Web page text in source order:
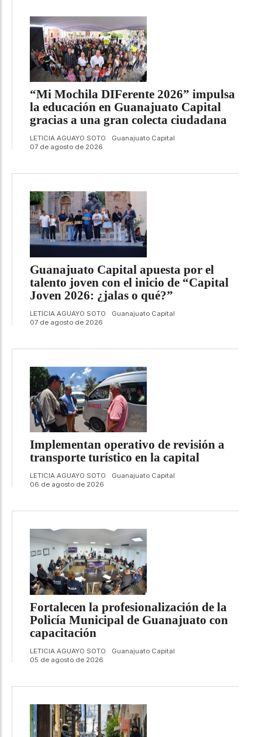
“Mi Mochila DIFerente 2026” impulsa
la educación en Guanajuato Capital
gracias a una gran colecta ciudadana
LETICIA AGUAYO SOTO
Guanajuato Capital
07 de agosto de 2026
Guanajuato Capital apuesta por el
talento joven con el inicio de “Capital
Joven 2026: ¿jalas o qué?”
LETICIA AGUAYO SOTO
Guanajuato Capital
07 de agosto de 2026
Implementan operativo de revisión a
transporte turístico en la capital
LETICIA AGUAYO SOTO
Guanajuato Capital
06 de agosto de 2026
Fortalecen la profesionalización de la
Policía Municipal de Guanajuato con
capacitación
LETICIA AGUAYO SOTO
Guanajuato Capital
05 de agosto de 2026